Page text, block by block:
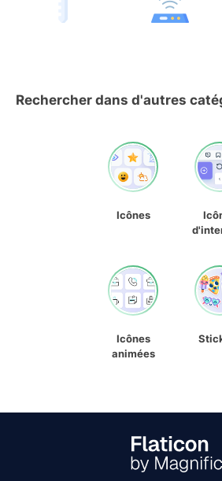
Rechercher dans d'autres
Icônes
Icônes
animées